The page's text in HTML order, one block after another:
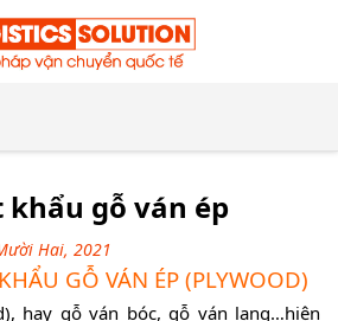
gỗ ván ép
Hai, 2021
GỖ VÁN ÉP (PLYWOOD)
hay gỗ ván bóc, gỗ ván lạng…hiện